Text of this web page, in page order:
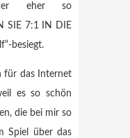
eher so
SIE 7:1 IN DIE
besiegt.
für das Internet
es so schön
die bei mir so
Spiel über das